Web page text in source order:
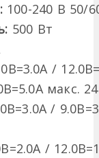
100-240 В 50/
500 Вт
/
макс.
/
/